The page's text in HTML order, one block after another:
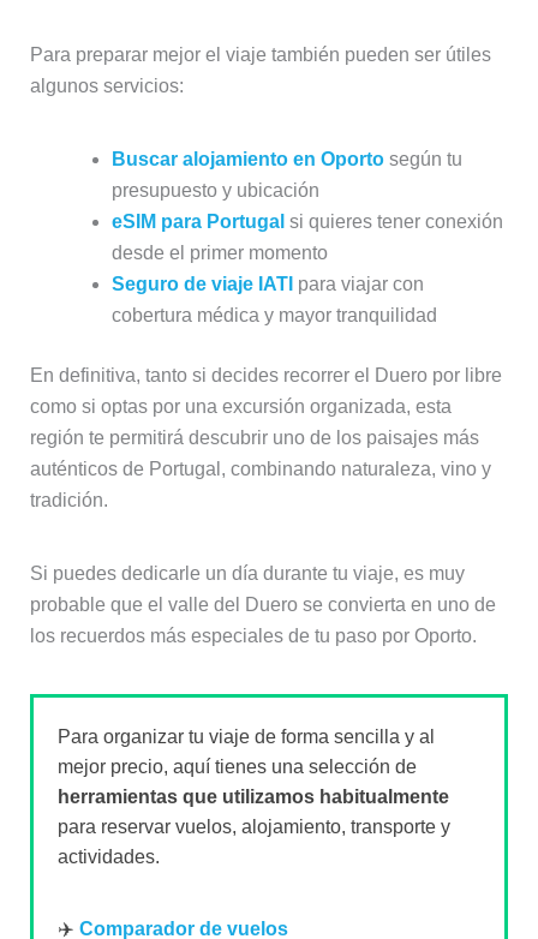
Para preparar mejor el viaje también pueden ser útiles
algunos servicios:
Buscar alojamiento en Oportosegún tu
presupuesto y ubicación
eSIM para Portugal si quieres tener conexión
desde el primer momento
Seguro de viaje IATI para viajar con
cobertura médica y mayor tranquilidad
En definitiva, tanto si decides recorrer el Duero por libre
como si optas por una excursión organizada, esta
región te permitirá descubrir uno de los paisajes más
auténticos de Portugal, combinando naturaleza, vino y
tradición.
Si puedes dedicarle un día durante tu viaje, es muy
probable que el valle del Duero se convierta en uno de
los recuerdos más especiales de tu paso por Oporto.
Para organizar tu viaje de forma sencilla y al
mejor precio, aquí tienes una selección de
herramientas que utilizamos habitualmente
para reservar vuelos, alojamiento, transporte y
actividades.
✈️ Comparador de vuelos